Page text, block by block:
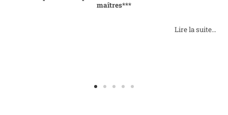
maîtres***
Lire la suite…